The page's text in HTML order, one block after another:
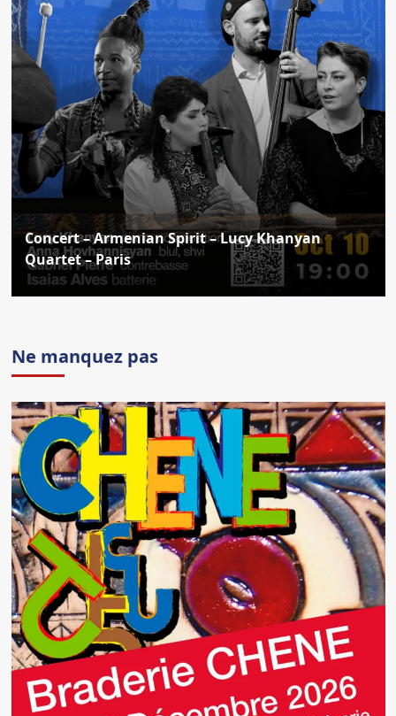
Concert – Armenian Spirit – Lucy Khanyan
Quartet – Paris
Ne manquez pas